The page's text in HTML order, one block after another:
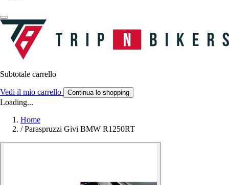
Subtotale carrello
Vedi il mio carrello Continua lo shopping
Loading...
Home
/ Paraspruzzi Givi BMW R1250RT